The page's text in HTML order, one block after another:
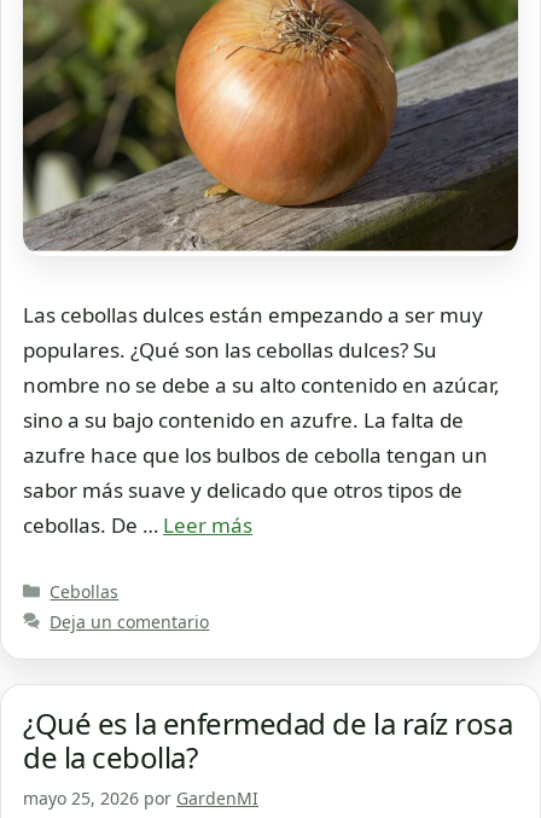
Las cebollas dulces están empezando a ser muy
populares. ¿Qué son las cebollas dulces? Su
nombre no se debe a su alto contenido en azúcar,
sino a su bajo contenido en azufre. La falta de
azufre hace que los bulbos de cebolla tengan un
sabor más suave y delicado que otros tipos de
cebollas. De … Leer más
Categorías
Cebollas
Deja un comentario
¿Qué es la enfermedad de la raíz rosa
de la cebolla?
mayo 25, 2026 por GardenMI